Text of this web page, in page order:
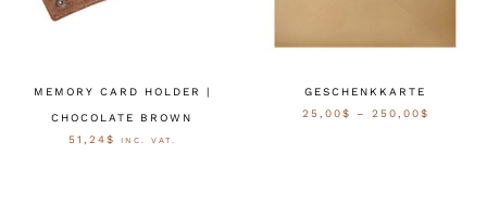
MEMORY CARD HOLDER |
CHOCOLATE BROWN
51,24$ INC. VAT.
GESCHENKKARTE
25,00$ – 250,00$